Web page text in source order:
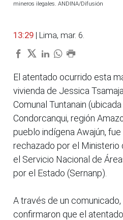
mineros ilegales. ANDINA/Difusión
13:29 | Lima, mar. 6.
El atentado ocurrido esta
vivienda de Jessica
Comunal Tuntanain
Condorcanqui, región
pueblo indígena Awajún,
rechazado por el Ministerio
el Servicio Nacional de
por el Estado (Sernanp).
A través de un
confirmaron que el